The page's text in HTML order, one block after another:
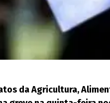
da Agricultura,